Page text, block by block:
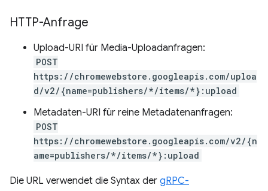
HTTP-Anfrage
Upload-URI für Media-Uploadanfragen:
POST
https://chromewebstore.googleapis.com/uploa
d/v2/{name=publishers/*/items/*}:upload
Metadaten-URI für reine Metadatenanfragen:
POST
https://chromewebstore.googleapis.com/v2/{n
ame=publishers/*/items/*}:upload
Die URL verwendet die Syntax der gRPC-